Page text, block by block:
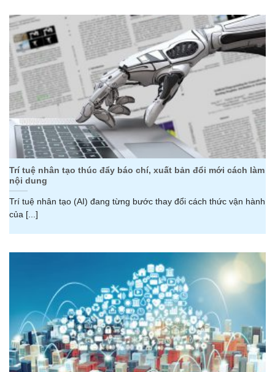
Trí tuệ nhân tạo thúc đẩy báo chí, xuất bản đổi mới cách làm
nội dung
Trí tuệ nhân tạo (AI) đang từng bước thay đổi cách thức vận hành
của [...]